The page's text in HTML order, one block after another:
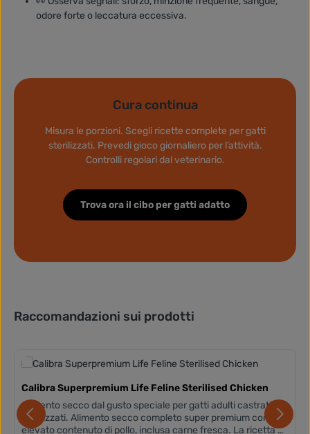
odore forte o leccatura eccessiva.
Cura continua
Misura le porzioni. Scegli ricette complete per gatti
sterilizzati. Prevedi gioco giornaliero per l’attività.
Controlli regolari dal veterinario.
Trova ora il cibo per gatti adatto
Raccomandazioni sui prodotti
Salta la galleria dei prodotti
Calibra Superpremium Life Feline Sterilised Chicken
Alimento secco dal gusto speciale per gatti adulti castrati e
sterilizzati. Alimento secco completo super premium con un
elevato contenuto di pollo, inclusa carne fresca. La ricetta a